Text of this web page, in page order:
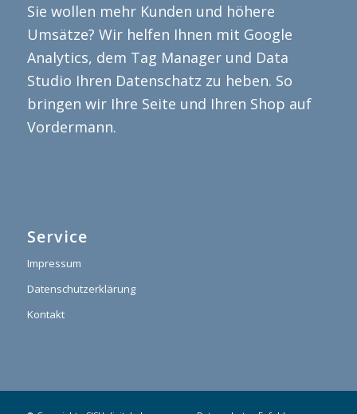
Sie wollen mehr Kunden und höhere
Umsätze? Wir helfen Ihnen mit Google
Analytics, dem Tag Manager und Data
Studio Ihren Datenschatz zu heben. So
bringen wir Ihre Seite und Ihren Shop auf
Vordermann.
Service
Impressum
Datenschutzerklärung
Kontakt